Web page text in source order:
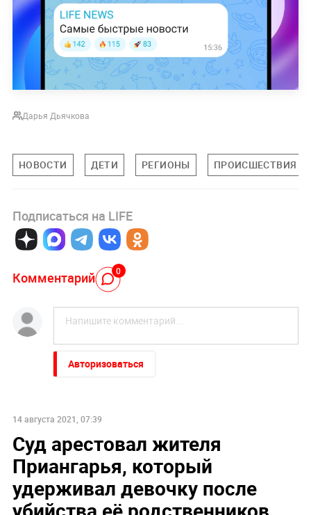
Дарья Дьячкова
НОВОСТИ ДЕТИ РЕГИОНЫ ПРОИСШЕСТВИЯ
Подписаться на LIFE
Комментарий 0
Авторизоваться
14 августа 2021, 07:39
Суд арестовал жителя
Приангарья, который
удерживал девочку после